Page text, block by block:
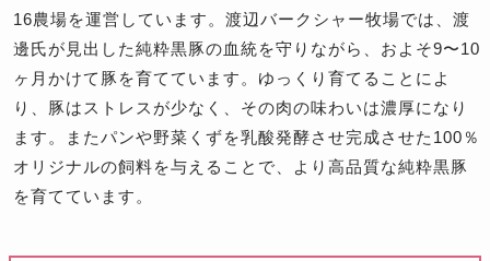
16農場を運営しています。渡辺バークシャー牧場では、渡
邊氏が見出した純粋黒豚の血統を守りながら、およそ9〜10
ヶ月かけて豚を育てています。ゆっくり育てることによ
り、豚はストレスが少なく、その肉の味わいは濃厚になり
ます。またパンや野菜くずを乳酸発酵させ完成させた100％
オリジナルの飼料を与えることで、より高品質な純粋黒豚
を育てています。